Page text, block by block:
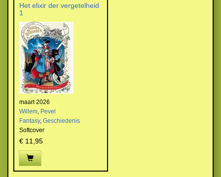
Het elixir der vergetelheid
1
maart 2026
Willem, Pevel
Fantasy, Geschiedenis
Softcover
€ 11,95